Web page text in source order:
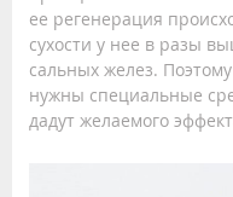
ее регенерация
сухости у нее в разы
сальных желез.
нужны специальные
дадут желаемого